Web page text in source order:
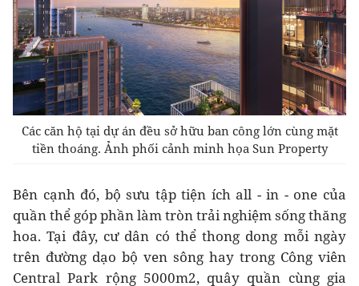
Các căn hộ tại dự án đều sở hữu ban công lớn cùng mặt
tiền thoáng. Ảnh phối cảnh minh họa Sun Property
Bên cạnh đó, bộ sưu tập tiện ích all - in - one của
quần thể góp phần làm tròn trải nghiệm sống thăng
hoa. Tại đây, cư dân có thể thong dong mỗi ngày
trên đường dạo bộ ven sông hay trong Công viên
Central Park rộng 5000m2, quây quần cùng gia